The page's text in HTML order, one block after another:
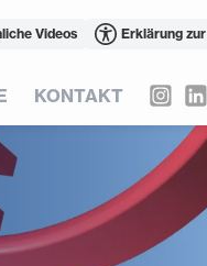
Videos Erklärung
KONTAKT